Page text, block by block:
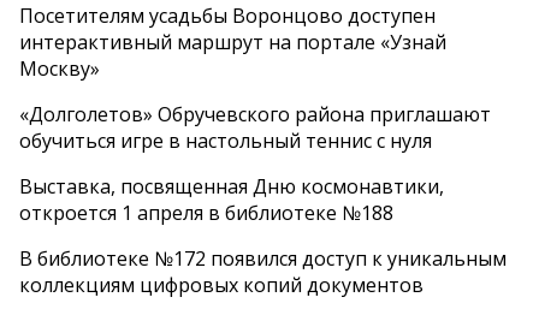
Посетителям усадьбы Воронцово доступен
интерактивный маршрут на портале «Узнай
Москву»
«Долголетов» Обручевского района приглашают
обучиться игре в настольный теннис с нуля
Выставка, посвященная Дню космонавтики,
откроется 1 апреля в библиотеке №188
В библиотеке №172 появился доступ к уникальным
коллекциям цифровых копий документов